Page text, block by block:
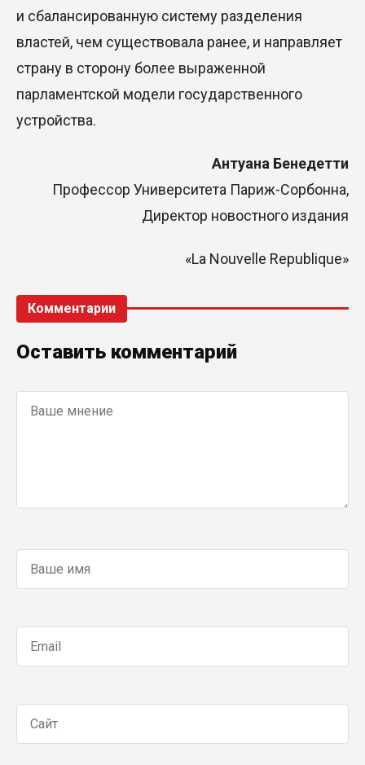
и сбалансированную систему разделения
властей, чем существовала ранее, и направляет
страну в сторону более выраженной
парламентской модели государственного
устройства.
Антуана Бенедетти
Профессор Университета Париж-Сорбонна,
Директор новостного издания
«La Nouvelle Republique»
Комментарии
Оставить комментарий